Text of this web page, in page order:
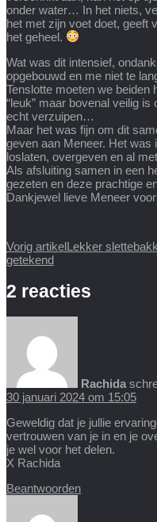
onder water… In het niets,
het met zijn voet doet, geeft
het geheel.
Wat was dit intensief,
opgebouwd en me niet te
Tenslotte moeten we beiden
“leuk” maar bovenal veilig
echt verzuipen…
Maar het was fijn om dit
geven aan Meneer. Het was
loslaten, overgeven en al
Als afsluiting samen in een
gezeten en deze prachtige
Dankjewel lieve Meneer
Vorig artikelLekker
getekend
2 reacties
Rachida
30 januari 2024 om 15:05
Geweldig dat je jullie
vertrouwen van je in en je
je wel voor het delen.
X Rachida
Beantwoorden